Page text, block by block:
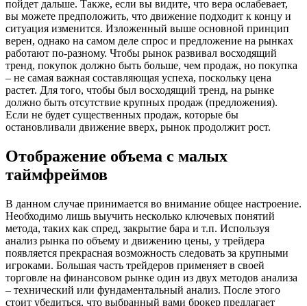
пойдет дальше. Также, если вы видите, что вера ослабевает,
вы можете предположить, что движение подходит к концу и
ситуация изменится. Изложенный выше основной принцип
верен, однако на самом деле спрос и предложение на рынках
работают по-разному. Чтобы рынок развивал восходящий
тренд, покупок должно быть больше, чем продаж, но покупка
– не самая важная составляющая успеха, поскольку цена
растет. Для того, чтобы был восходящий тренд, на рынке
должно быть отсутствие крупных продаж (предложения).
Если не будет существенных продаж, которые бы
остановливали движение вверх, рынок продолжит рост.
Отображение объема с малых
таймфреймов
В данном случае принимается во внимание общее настроение.
Необходимо лишь выучить несколько ключевых понятий
метода, таких как спред, закрытие бара и т.п. Используя
анализ рынка по объему и движению цены, у трейдера
появляется прекрасная возможность следовать за крупными
игроками. Большая часть трейдеров применяет в своей
торговле на финансовом рынке один из двух методов анализа
– технический или фундаментальный анализ. После этого
стоит убедиться, что выбранный вами брокер предлагает